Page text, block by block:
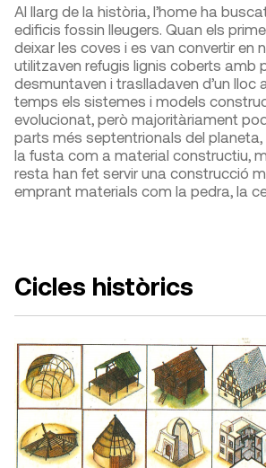
Al llarg de la història, l’home ha
edificis fossin lleugers. Quan els
deixar les coves i es van convertir en
utilitzaven refugis lignis coberts amb
desmuntaven i traslladaven d’un lloc
temps els sistemes i models
evolucionat, però majoritàriament
parts més septentrionals del planeta,
la fusta com a material constructiu,
resta han fet servir una construcció
emprant materials com la pedra, la
Cicles històrics